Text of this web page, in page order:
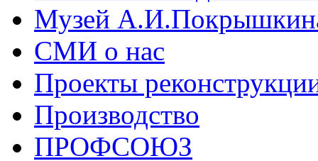
Музей
СМИ о нас
Проекты
Производство
ПРОФСОЮЗ